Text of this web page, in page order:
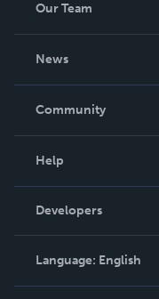
Our Team
News
In The News
Community
Podcast
Help
Order Lookup
Knowledge Base
Contact Support
Developers
Language: English